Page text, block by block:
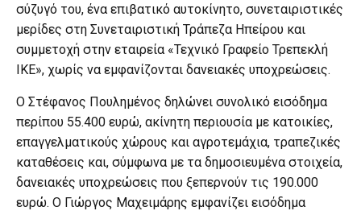
σύζυγό του, ένα επιβατικό αυτοκίνητο, συνεταιριστικές
μερίδες στη Συνεταιριστική Τράπεζα Ηπείρου και
συμμετοχή στην εταιρεία «Τεχνικό Γραφείο Τρεπεκλή
ΙΚΕ», χωρίς να εμφανίζονται δανειακές υποχρεώσεις.
Ο Στέφανος Πουλημένος δηλώνει συνολικό εισόδημα
περίπου 55.400 ευρώ, ακίνητη περιουσία με κατοικίες,
επαγγελματικούς χώρους και αγροτεμάχια, τραπεζικές
καταθέσεις και, σύμφωνα με τα δημοσιευμένα στοιχεία,
δανειακές υποχρεώσεις που ξεπερνούν τις 190.000
ευρώ. Ο Γιώργος Μαχειμάρης εμφανίζει εισόδημα